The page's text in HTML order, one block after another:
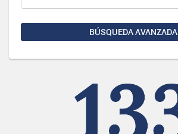
BÚSQUEDA AVANZADA